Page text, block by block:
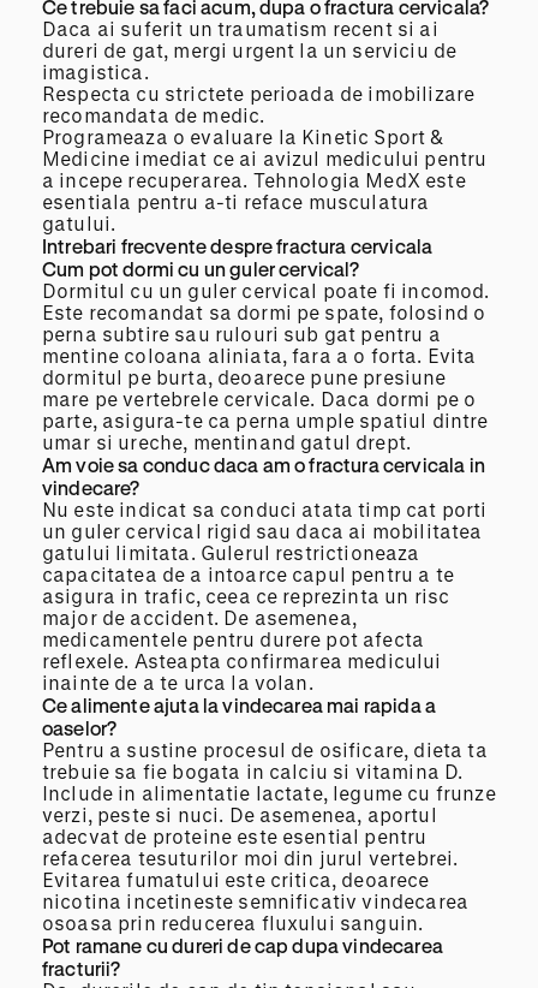
Ce trebuie sa faci acum, dupa o fractura cervicala?
Daca ai suferit un traumatism recent si ai
dureri de gat, mergi urgent la un serviciu de
imagistica.
Respecta cu strictete perioada de imobilizare
recomandata de medic.
Programeaza o evaluare la Kinetic Sport &
Medicine imediat ce ai avizul medicului pentru
a incepe recuperarea. Tehnologia MedX este
esentiala pentru a-ti reface musculatura
gatului.
Intrebari frecvente despre fractura cervicala
Cum pot dormi cu un guler cervical?
Dormitul cu un guler cervical poate fi incomod.
Este recomandat sa dormi pe spate, folosind o
perna subtire sau rulouri sub gat pentru a
mentine coloana aliniata, fara a o forta. Evita
dormitul pe burta, deoarece pune presiune
mare pe vertebrele cervicale. Daca dormi pe o
parte, asigura-te ca perna umple spatiul dintre
umar si ureche, mentinand gatul drept.
Am voie sa conduc daca am o fractura cervicala in
vindecare?
Nu este indicat sa conduci atata timp cat porti
un guler cervical rigid sau daca ai mobilitatea
gatului limitata. Gulerul restrictioneaza
capacitatea de a intoarce capul pentru a te
asigura in trafic, ceea ce reprezinta un risc
major de accident. De asemenea,
medicamentele pentru durere pot afecta
reflexele. Asteapta confirmarea medicului
inainte de a te urca la volan.
Ce alimente ajuta la vindecarea mai rapida a
oaselor?
Pentru a sustine procesul de osificare, dieta ta
trebuie sa fie bogata in calciu si vitamina D.
Include in alimentatie lactate, legume cu frunze
verzi, peste si nuci. De asemenea, aportul
adecvat de proteine este esential pentru
refacerea tesuturilor moi din jurul vertebrei.
Evitarea fumatului este critica, deoarece
nicotina incetineste semnificativ vindecarea
osoasa prin reducerea fluxului sanguin.
Pot ramane cu dureri de cap dupa vindecarea
fracturii?